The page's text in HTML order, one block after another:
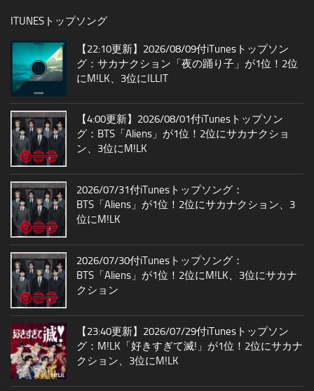
ITUNESトップソング
【22:10更新】2026/08/09付iTunesトップソン
グ：サカナクション「夜の踊り子」が1位！2位
にM!LK、3位にILLIT
【4:00更新】2026/08/01付iTunesトップソン
グ：BTS「Aliens」が1位！2位にサカナクショ
ン、3位にM!LK
2026/07/31付iTunesトップソング：
BTS「Aliens」が1位！2位にサカナクション、3
位にM!LK
2026/07/30付iTunesトップソング：
BTS「Aliens」が1位！2位にM!LK、3位にサカナ
クション
【23:40更新】2026/07/29付iTunesトップソン
グ：M!LK「好きすぎて滅!」が1位！2位にサカナ
クション、3位にM!LK